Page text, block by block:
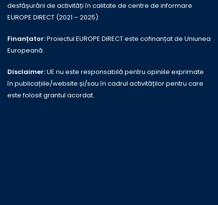
desfășurării de activități în calitate de centre de informare
EUROPE DIRECT (2021 – 2025)
Finanțator:Proiectul EUROPE DIRECT este cofinanțat de Uniunea
Europeană.
Disclaimer:UE nu este responsabilă pentru opiniile exprimate
în publicațiile/website și/sau în cadrul activităților pentru care
este folosit grantul acordat.